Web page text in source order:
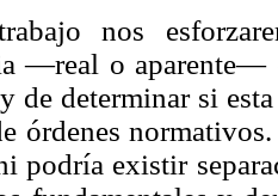
nos
—real o aparente—
de determinar si
órdenes
podría existir